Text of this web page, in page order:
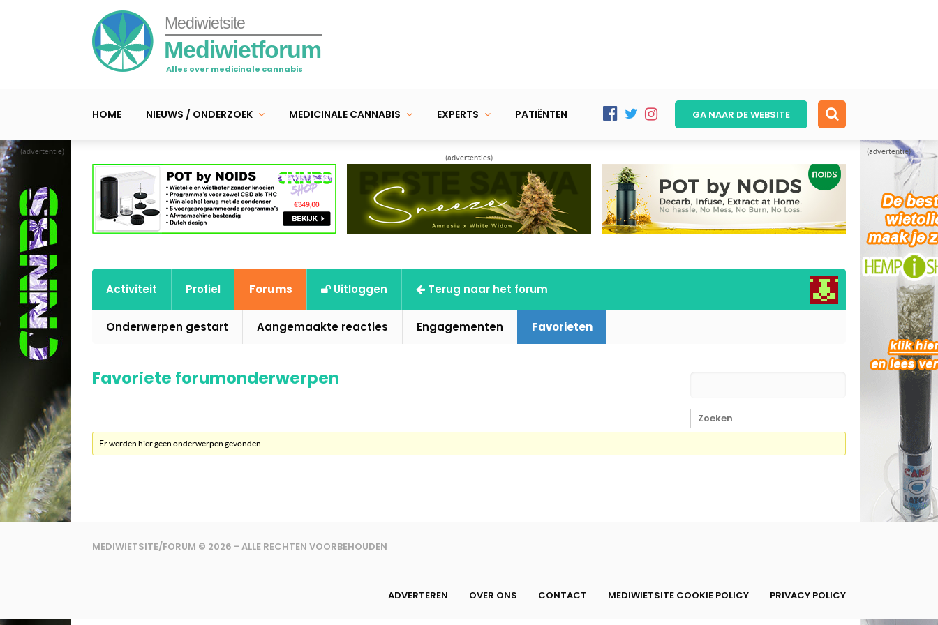
(advertentie) (advertentie)
Mediwietsite
Mediwietforum
Alles over medicinale cannabis
HOME NIEUWS / ONDERZOEK MEDICINALE CANNABIS EXPERTS PATIËNTEN GA NAAR DEWEBSITE
(advertenties)
Activiteit Profiel Forums Uitloggen Terug naar het forum
Onderwerpen gestart Aangemaakte reacties Engagementen Favorieten
Favoriete forumonderwerpen
Er werden hier geen onderwerpen gevonden.
MEDIWIETSITE/FORUM © 2026 - ALLE RECHTEN VOORBEHOUDEN
ADVERTEREN OVER ONS CONTACT MEDIWIETSITE COOKIE POLICY PRIVACY POLICY